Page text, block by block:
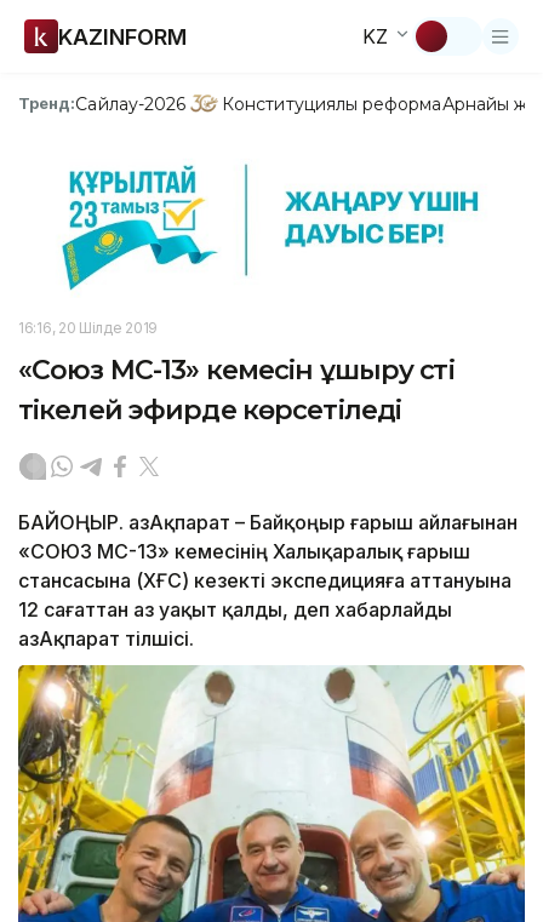
KAZINFORM KZ
Тренд:Сайлау-2026 Конституциялық реформаАрнайы
16:16, 20 Шілде 2019
«Союз МС-13» кемесін ұшыру сәті
тікелей эфирде көрсетіледі
БАЙҚОҢЫР. ҚазАқпарат – Байқоңыр ғарыш айлағынан
«СОЮЗ МС-13» кемесінің Халықаралық ғарыш
стансасына (ХҒС) кезекті экспедицияға аттануына
12 сағаттан аз уақыт қалды, деп хабарлайды
ҚазАқпарат тілшісі.